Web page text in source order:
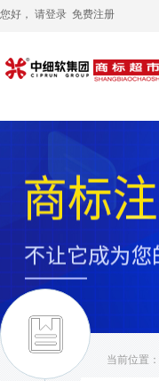
您好， 请登录 免费注册
当前位置：